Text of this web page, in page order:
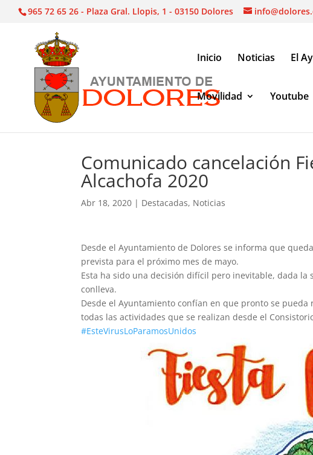
965 72 65 26 - Plaza Gral. Llopis, 1 - 03150 Dolores
Inicio Noticias El
Movilidad Youtube
Comunicado cancelación
Alcachofa 2020
Abr 18, 2020 | Destacadas, Noticias
Desde el Ayuntamiento de Dolores se informa que
prevista para el próximo mes de mayo.
Esta ha sido una decisión difícil pero inevitable, dada
conlleva.
Desde el Ayuntamiento confían en que pronto se
todas las actividades que se realizan desde el
#EsteVirusLoParamosUnidos